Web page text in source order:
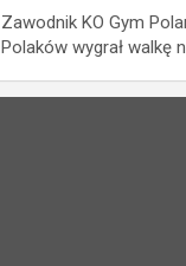
Zawodnik KO Gym
Polaków wygrał walkę